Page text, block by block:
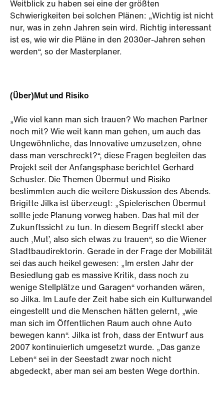
Weitblick zu haben sei eine der größten
Schwierigkeiten bei solchen Plänen: „Wichtig ist nicht
nur, was in zehn Jahren sein wird. Richtig interessant
ist es, wie wir die Pläne in den 2030er-Jahren sehen
werden“, so der Masterplaner.
(Über)Mut und Risiko
„Wie viel kann man sich trauen? Wo machen Partner
noch mit? Wie weit kann man gehen, um auch das
Ungewöhnliche, das Innovative umzusetzen, ohne
dass man verschreckt?“, diese Fragen begleiten das
Projekt seit der Anfangsphase berichtet Gerhard
Schuster. Die Themen Übermut und Risiko
bestimmten auch die weitere Diskussion des Abends.
Brigitte Jilka ist überzeugt: „Spielerischen Übermut
sollte jede Planung vorweg haben. Das hat mit der
Zukunftssicht zu tun. In diesem Begriff steckt aber
auch ‚Mut’, also sich etwas zu trauen“, so die Wiener
Stadtbaudirektorin. Gerade in der Frage der Mobilität
sei das auch heikel gewesen: „Im ersten Jahr der
Besiedlung gab es massive Kritik, dass noch zu
wenige Stellplätze und Garagen“ vorhanden wären,
so Jilka. Im Laufe der Zeit habe sich ein Kulturwandel
eingestellt und die Menschen hätten gelernt, „wie
man sich im Öffentlichen Raum auch ohne Auto
bewegen kann“. Jilka ist froh, dass der Entwurf aus
2007 kontinuierlich umgesetzt wurde. „Das ganze
Leben“ sei in der Seestadt zwar noch nicht
abgedeckt, aber man sei am besten Wege dorthin.